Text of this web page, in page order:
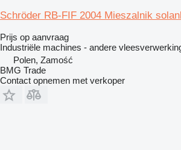
Schröder RB-FIF 2004 Mieszalnik
Prijs op aanvraag
Industriële machines - andere
Polen, Zamość
BMG Trade
Contact opnemen met verkoper